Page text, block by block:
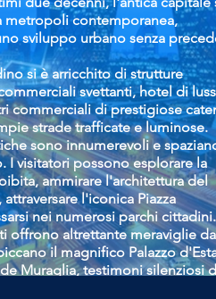
metropoli contemporanea,
sviluppo urbano senza
si è arricchito di strutture
svettanti, hotel di
commerciali di prestigiose
strade trafficate e luminose.
sono innumerevoli e
I visitatori possono esplorare la
ammirare l'architettura del
l'iconica Piazza
nei numerosi parchi cittadini.
offrono altrettante meraviglie da
il magnifico Palazzo
Muraglia, testimoni silenziosi